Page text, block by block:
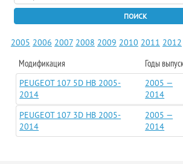
ПОИСК
2005 2006 2007 2008 2009 2010 2011 2012
Модификация Годы
PEUGEOT 107 5D HB 2005-
2014
2005 —
2014
PEUGEOT 107 3D HB 2005-
2014
2005 —
2014